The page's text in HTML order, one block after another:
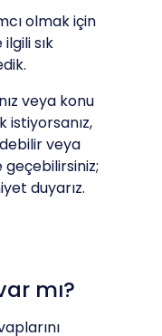
olmak için
sık
veya konu
istiyorsanız,
veya
duyarız.
mı?